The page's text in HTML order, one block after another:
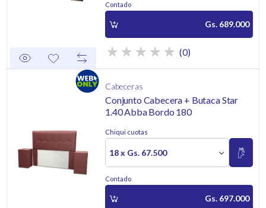
Contado
Gs. 689.000
(0)
Cabeceras
Conjunto Cabecera + Butaca Star
1.40 Abba Bordo 180
Chiqui cuotas
18 x Gs. 67.500
Contado
Gs. 697.000